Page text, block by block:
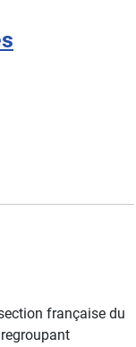
française du